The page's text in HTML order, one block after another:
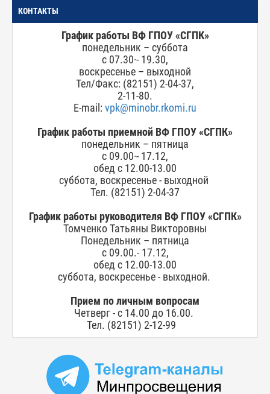
КОНТАКТЫ
График работы ВФ ГПОУ«СГПК»
понедельник – суббота
с 07.30·- 19.30,
воскресенье – выходной
Тел/Факс: (82151) 2-04-37,
2-11-80.
E-mail: vpk@minobr.rkomi.ru
График работы приемной ВФ ГПОУ «СГПК»
понедельник – пятница
с 09.00·- 17.12,
обед с 12.00-13.00
суббота, воскресенье - выходной
Тел. (82151) 2-04-37
График работы руководителя ВФ ГПОУ «СГПК»
Томченко Татьяны Викторовны
Понедельник – пятница
с 09.00.- 17.12,
обед с 12.00-13.00
суббота, воскресенье - выходной.
Прием по личным вопросам
Четверг - с 14.00 до 16.00.
Тел. (82151) 2-12-99